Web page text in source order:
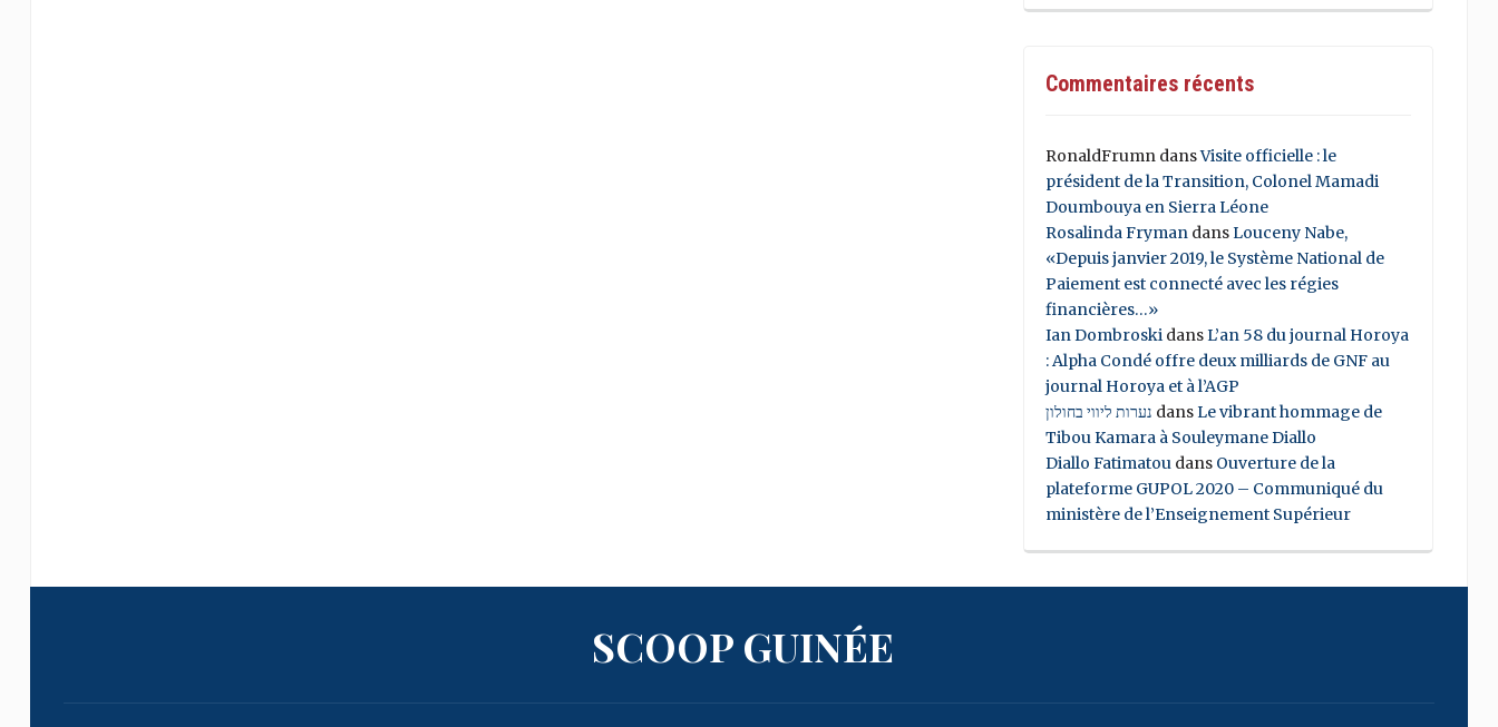
Commentaires récents
RonaldFrumndansVisite officielle : le
président de la Transition, Colonel Mamadi
Doumbouya en Sierra Léone
Rosalinda FrymandansLouceny Nabe,
«Depuis janvier 2019, le Système National de
Paiement est connecté avec les régies
financières…»
Ian DombroskidansL’an 58 du journal Horoya
: Alpha Condé offre deux milliards de GNF au
journal Horoya et à l’AGP
נערות ליווי בחולון dansLe vibrant hommage de
Tibou Kamara à Souleymane Diallo
Diallo Fatimatoudans Ouverture de la
plateforme GUPOL 2020 – Communiqué du
ministère de l’Enseignement Supérieur
SCOOP GUINÉE